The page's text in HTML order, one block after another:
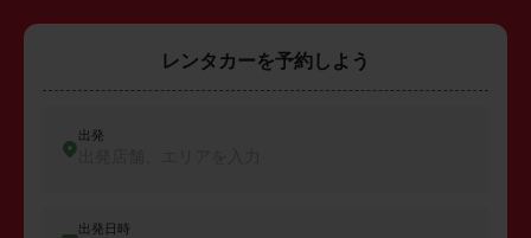
レンタカーを予約しよう
出発
出発日時